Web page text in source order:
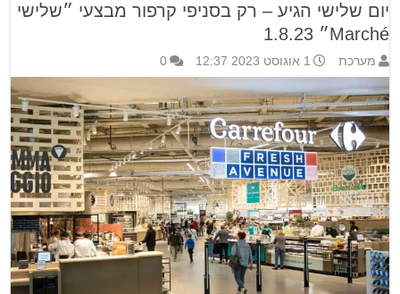
יום שלישי הגיע – רק בסניפי קרפור מבצעי ״שלישי
Marché״ 1.8.23
מערכת 1 אוגוסט 2023 12:37 0